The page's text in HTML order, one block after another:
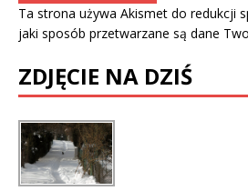
Ta strona używa Akismet do redukcji
jaki sposób przetwarzane są dane
ZDJĘCIE NA DZIŚ